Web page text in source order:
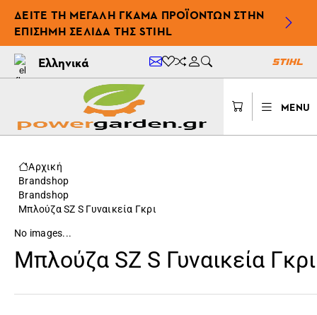
ΔΕΊΤΕ ΤΗ ΜΕΓΆΛΗ ΓΚΆΜΑ ΠΡΟΪΌΝΤΩΝ ΣΤΗΝ
ΕΠΊΣΗΜΗ ΣΕΛΊΔΑ ΤΗΣ STIHL
Ελληνικά
MENU
Αρχική
Brandshop
Brandshop
Μπλούζα SZ S Γυναικεία Γκρι
No images...
Μπλούζα SZ S Γυναικεία Γκρι